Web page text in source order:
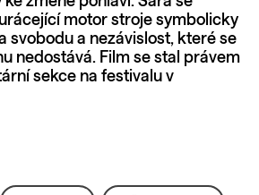
motor stroje symbolicky
svobodu a nezávislost, které se
nedostává. Film se stal právem
sekce na festivalu v